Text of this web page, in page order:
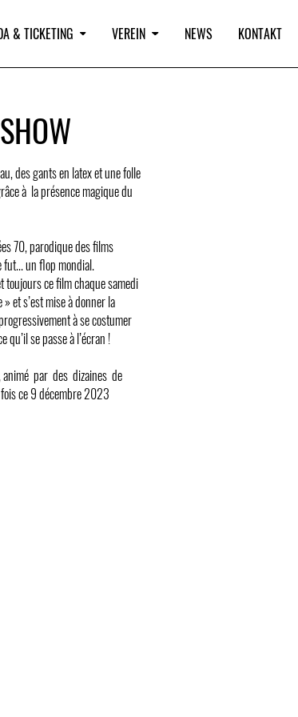
& TICKETING VEREIN NEWS KONTAKT
des gants en latex et une folle
à la présence magique du
70, parodique des films
fut... un flop mondial.
toujours ce film chaque samedi
et s’est mise à donner la
à se costumer
qu’il se passe à l’écran !
animé par des dizaines de
ce 9 décembre 2023